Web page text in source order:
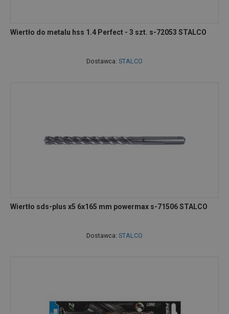
Wiertło do metalu hss 1.4 Perfect - 3 szt. s-72053 STALCO
Dostawca: STALCO
Wiertło sds-plus x5 6x165 mm powermax s-71506 STALCO
Dostawca: STALCO